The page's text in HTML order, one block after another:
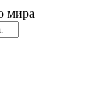
мира